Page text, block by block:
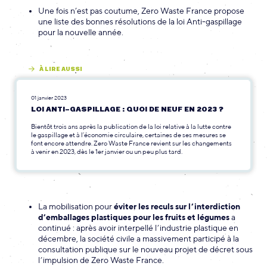
Une fois n’est pas coutume, Zero Waste France propose
une liste des bonnes résolutions de la loi Anti-gaspillage
pour la nouvelle année.
À LIRE AUSSI
01 janvier 2023
LOI ANTI-GASPILLAGE : QUOI DE NEUF EN 2023 ?
Bientôt trois ans après la publication de la loi relative à la lutte contre
le gaspillage et à l’économie circulaire, certaines de ses mesures se
font encore attendre. Zero Waste France revient sur les changements
à venir en 2023, dès le 1er janvier ou un peu plus tard.
La mobilisation pouréviter les reculs sur l’interdiction
d’emballages plastiques pour les fruits et légumesa
continué : après avoir interpellé l’industrie plastique en
décembre, la société civile a massivement participé à la
consultation publique sur le nouveau projet de décret sous
l’impulsion de Zero Waste France.